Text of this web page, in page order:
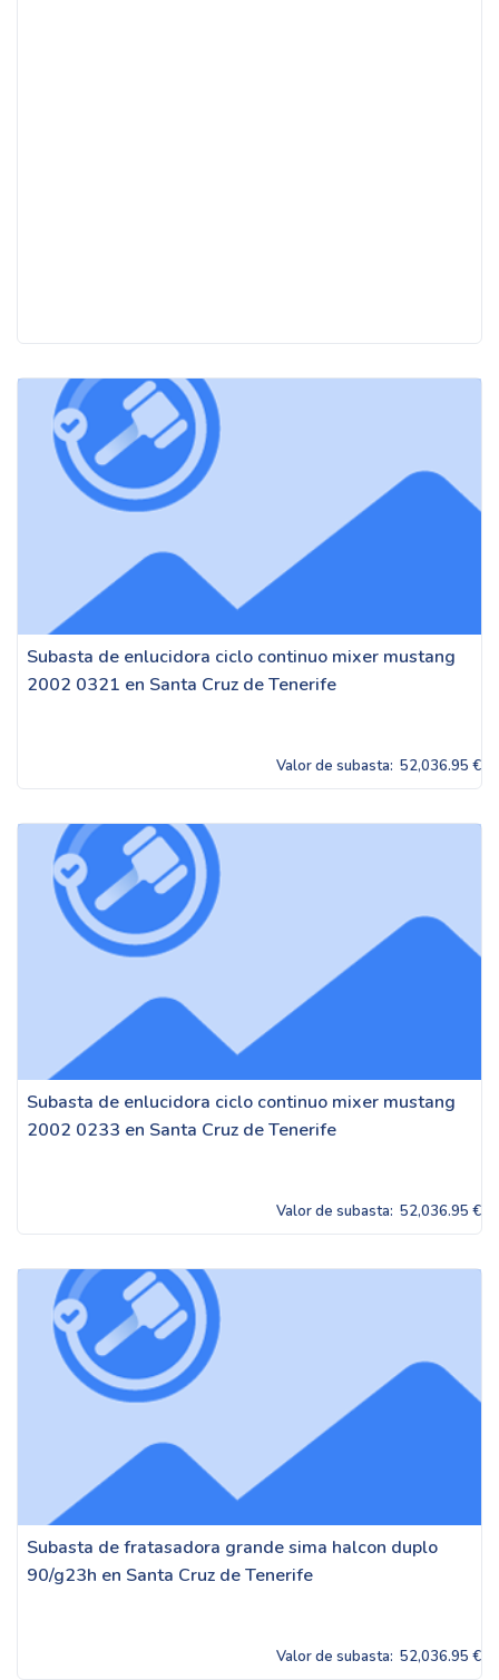
Subasta de enlucidora ciclo continuo mixer mustang
2002 0321 en Santa Cruz de Tenerife
Valor de subasta: 52,036.95 €
Subasta de enlucidora ciclo continuo mixer mustang
2002 0233 en Santa Cruz de Tenerife
Valor de subasta: 52,036.95 €
Subasta de fratasadora grande sima halcon duplo
90/g23h en Santa Cruz de Tenerife
Valor de subasta: 52,036.95 €